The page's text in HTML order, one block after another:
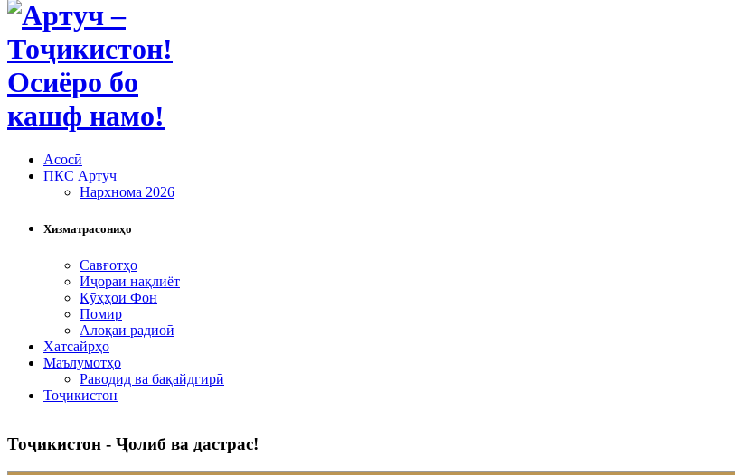
Асосӣ
ПКС Артуч
Нархнома 2026
Хизматрасониҳо
Савғотҳо
Иҷораи нақлиёт
Кӯҳҳои Фон
Помир
Алоқаи радиоӣ
Хатсайрҳо
Маълумотҳо
Раводид ва бақайдгирӣ
Тоҷикистон
Тоҷикистон - Ҷолиб ва дастрас!